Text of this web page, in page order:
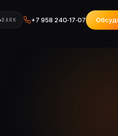
DARK +7 958 240‑17‑07